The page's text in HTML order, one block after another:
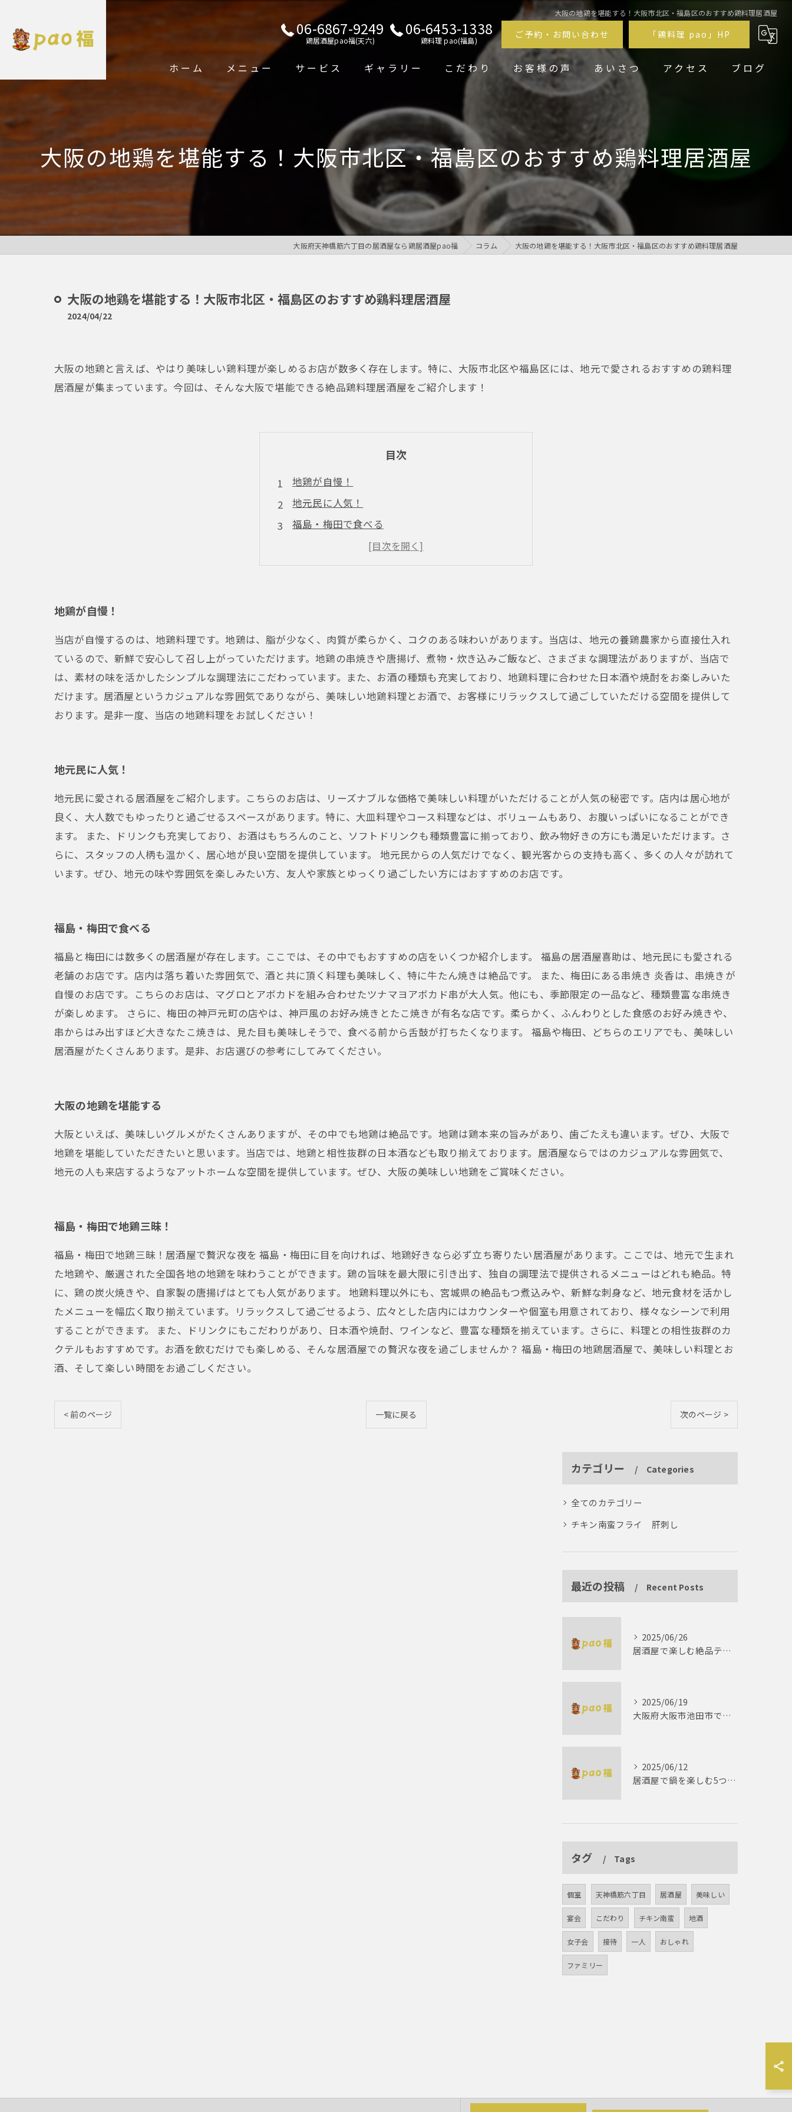
大阪の地鶏を堪能する！大阪市北区・福島区のおすすめ鶏料理居酒屋
06-6867-9249
鶏居酒屋pao福(天六)
06-6453-1338
鶏料理 pao(福島)
ご予約・お問い合わせ 「鶏料理 pao」HP
ホーム メニュー サービス ギャラリー こだわり お客様の声 あいさつ アクセス ブログ
大阪の地鶏を堪能する！大阪市北区・福島区のおすすめ鶏料理居酒屋
大阪府天神橋筋六丁目の居酒屋なら鶏居酒屋pao福 コラム 大阪の地鶏を堪能する！大阪市北区・福島区のおすすめ鶏料理居酒屋
大阪の地鶏を堪能する！大阪市北区・福島区のおすすめ鶏料理居酒屋
2024/04/22
大阪の地鶏と言えば、やはり美味しい鶏料理が楽しめるお店が数多く存在します。特に、大阪市北区や福島区には、地元で愛されるおすすめの鶏料理
居酒屋が集まっています。今回は、そんな大阪で堪能できる絶品鶏料理居酒屋をご紹介します！
目次
地鶏が自慢！
地元民に人気！
福島・梅田で食べる
大阪の地鶏を堪能する
福島・梅田で地鶏三昧！
地鶏が自慢！
当店が自慢するのは、地鶏料理です。地鶏は、脂が少なく、肉質が柔らかく、コクのある味わいがあります。当店は、地元の養鶏農家から直接仕入れ
ているので、新鮮で安心して召し上がっていただけます。地鶏の串焼きや唐揚げ、煮物・炊き込みご飯など、さまざまな調理法がありますが、当店で
は、素材の味を活かしたシンプルな調理法にこだわっています。また、お酒の種類も充実しており、地鶏料理に合わせた日本酒や焼酎をお楽しみいた
だけます。居酒屋というカジュアルな雰囲気でありながら、美味しい地鶏料理とお酒で、お客様にリラックスして過ごしていただける空間を提供して
おります。是非一度、当店の地鶏料理をお試しください！
地元民に人気！
地元民に愛される居酒屋をご紹介します。こちらのお店は、リーズナブルな価格で美味しい料理がいただけることが人気の秘密です。店内は居心地が
良く、大人数でもゆったりと過ごせるスペースがあります。特に、大皿料理やコース料理などは、ボリュームもあり、お腹いっぱいになることができ
ます。 また、ドリンクも充実しており、お酒はもちろんのこと、ソフトドリンクも種類豊富に揃っており、飲み物好きの方にも満足いただけます。さ
らに、スタッフの人柄も温かく、居心地が良い空間を提供しています。 地元民からの人気だけでなく、観光客からの支持も高く、多くの人々が訪れて
います。ぜひ、地元の味や雰囲気を楽しみたい方、友人や家族とゆっくり過ごしたい方にはおすすめのお店です。
福島・梅田で食べる
福島と梅田には数多くの居酒屋が存在します。ここでは、その中でもおすすめの店をいくつか紹介します。 福島の居酒屋喜助は、地元民にも愛される
老舗のお店です。店内は落ち着いた雰囲気で、酒と共に頂く料理も美味しく、特に牛たん焼きは絶品です。 また、梅田にある串焼き 炎香は、串焼きが
自慢のお店です。こちらのお店は、マグロとアボカドを組み合わせたツナマヨアボカド串が大人気。他にも、季節限定の一品など、種類豊富な串焼き
が楽しめます。 さらに、梅田の神戸元町の店やは、神戸風のお好み焼きとたこ焼きが有名な店です。柔らかく、ふんわりとした食感のお好み焼きや、
串からはみ出すほど大きなたこ焼きは、見た目も美味しそうで、食べる前から舌鼓が打ちたくなります。 福島や梅田、どちらのエリアでも、美味しい
居酒屋がたくさんあります。是非、お店選びの参考にしてみてください。
大阪の地鶏を堪能する
大阪といえば、美味しいグルメがたくさんありますが、その中でも地鶏は絶品です。地鶏は鶏本来の旨みがあり、歯ごたえも違います。ぜひ、大阪で
地鶏を堪能していただきたいと思います。当店では、地鶏と相性抜群の日本酒なども取り揃えております。居酒屋ならではのカジュアルな雰囲気で、
地元の人も来店するようなアットホームな空間を提供しています。ぜひ、大阪の美味しい地鶏をご賞味ください。
福島・梅田で地鶏三昧！
福島・梅田で地鶏三昧！居酒屋で贅沢な夜を 福島・梅田に目を向ければ、地鶏好きなら必ず立ち寄りたい居酒屋があります。ここでは、地元で生まれ
た地鶏や、厳選された全国各地の地鶏を味わうことができます。鶏の旨味を最大限に引き出す、独自の調理法で提供されるメニューはどれも絶品。特
に、鶏の炭火焼きや、自家製の唐揚げはとても人気があります。 地鶏料理以外にも、宮城県の絶品もつ煮込みや、新鮮な刺身など、地元食材を活かし
たメニューを幅広く取り揃えています。リラックスして過ごせるよう、広々とした店内にはカウンターや個室も用意されており、様々なシーンで利用
することができます。 また、ドリンクにもこだわりがあり、日本酒や焼酎、ワインなど、豊富な種類を揃えています。さらに、料理との相性抜群のカ
クテルもおすすめです。お酒を飲むだけでも楽しめる、そんな居酒屋での贅沢な夜を過ごしませんか？ 福島・梅田の地鶏居酒屋で、美味しい料理とお
酒、そして楽しい時間をお過ごしください。
< 前のページ 一覧に戻る 次のページ >
カテゴリー Categories
全てのカテゴリー
チキン南蛮フライ 肝刺し
最近の投稿 Recent Posts
2025/06/26
居酒屋で楽しむ絶品テリーヌの世界
2025/06/19
大阪府大阪市池田市で楽しむしゃぶしゃぶの魅力とは？
2025/06/12
居酒屋で鍋を楽しむ5つの理由 ゆったりとした時間を
タグ Tags
個室 天神橋筋六丁目 居酒屋 美味しい
宴会 こだわり チキン南蛮 地酒
女子会 接待 一人 おしゃれ
ファミリー